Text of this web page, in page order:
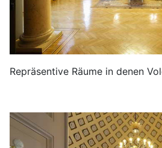
Repräsentive Räume in denen